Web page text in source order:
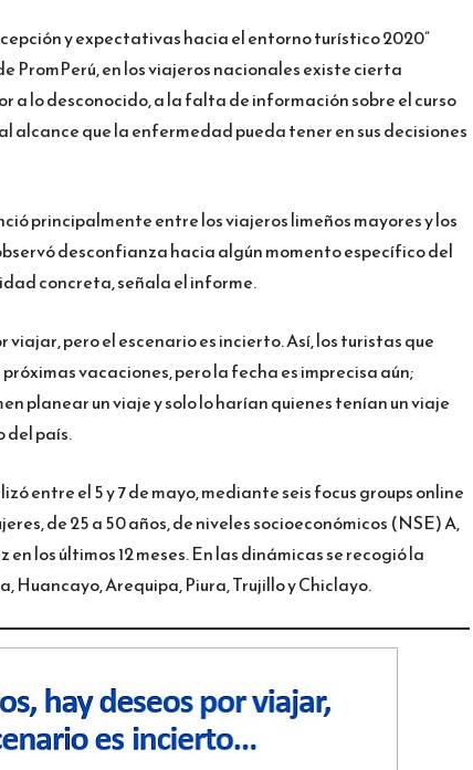
y expectativas hacia el entorno turístico 2020”
PromPerú, en los viajeros nacionales existe cierta
a lo desconocido, a la falta de información sobre el curso
alcance que la enfermedad pueda tener en sus decisiones
principalmente entre los viajeros limeños mayores y los
desconfianza hacia algún momento específico del
concreta, señala el informe.
viajar, pero el escenario es incierto. Así, los turistas que
vacaciones, pero la fecha es imprecisa aún;
planear un viaje y solo lo harían quienes tenían un viaje
país.
entre el 5 y 7 de mayo, mediante seis focus groups online
de 25 a 50 años, de niveles socioeconómicos (NSE) A,
en los últimos 12 meses. En las dinámicas se recogió la
Huancayo, Arequipa, Piura, Trujillo y Chiclayo.